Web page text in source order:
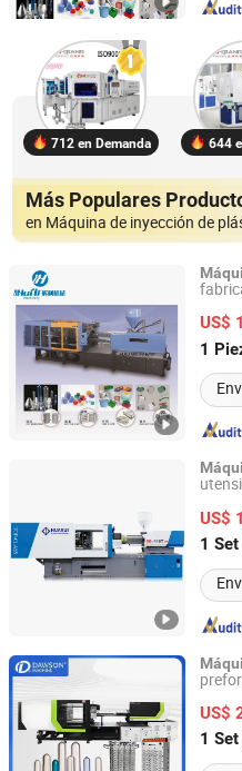
712 en Demanda 644
Más Populares
en Máquina de inyección de
US$
1
Zhangjiagang Huili
Jiangsu, China
US$
1 Set
Taizhou Enji Mold Plastic
Zhejiang, China
de
US$
1 Set
Zhangjiagang Dawson
Jiangsu, China